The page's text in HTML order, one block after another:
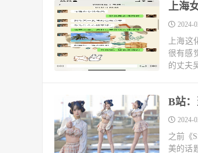
上海
2024-
上海
很有感
的丈夫
B站
2024-
之前《
美的话